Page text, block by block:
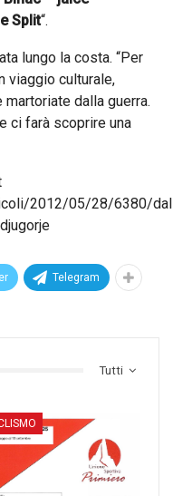
Split“.
lungo la costa. “Per
viaggio culturale,
dalla guerra.
ci farà scoprire una
2012/05/28/6380/
Telegram
Tutti